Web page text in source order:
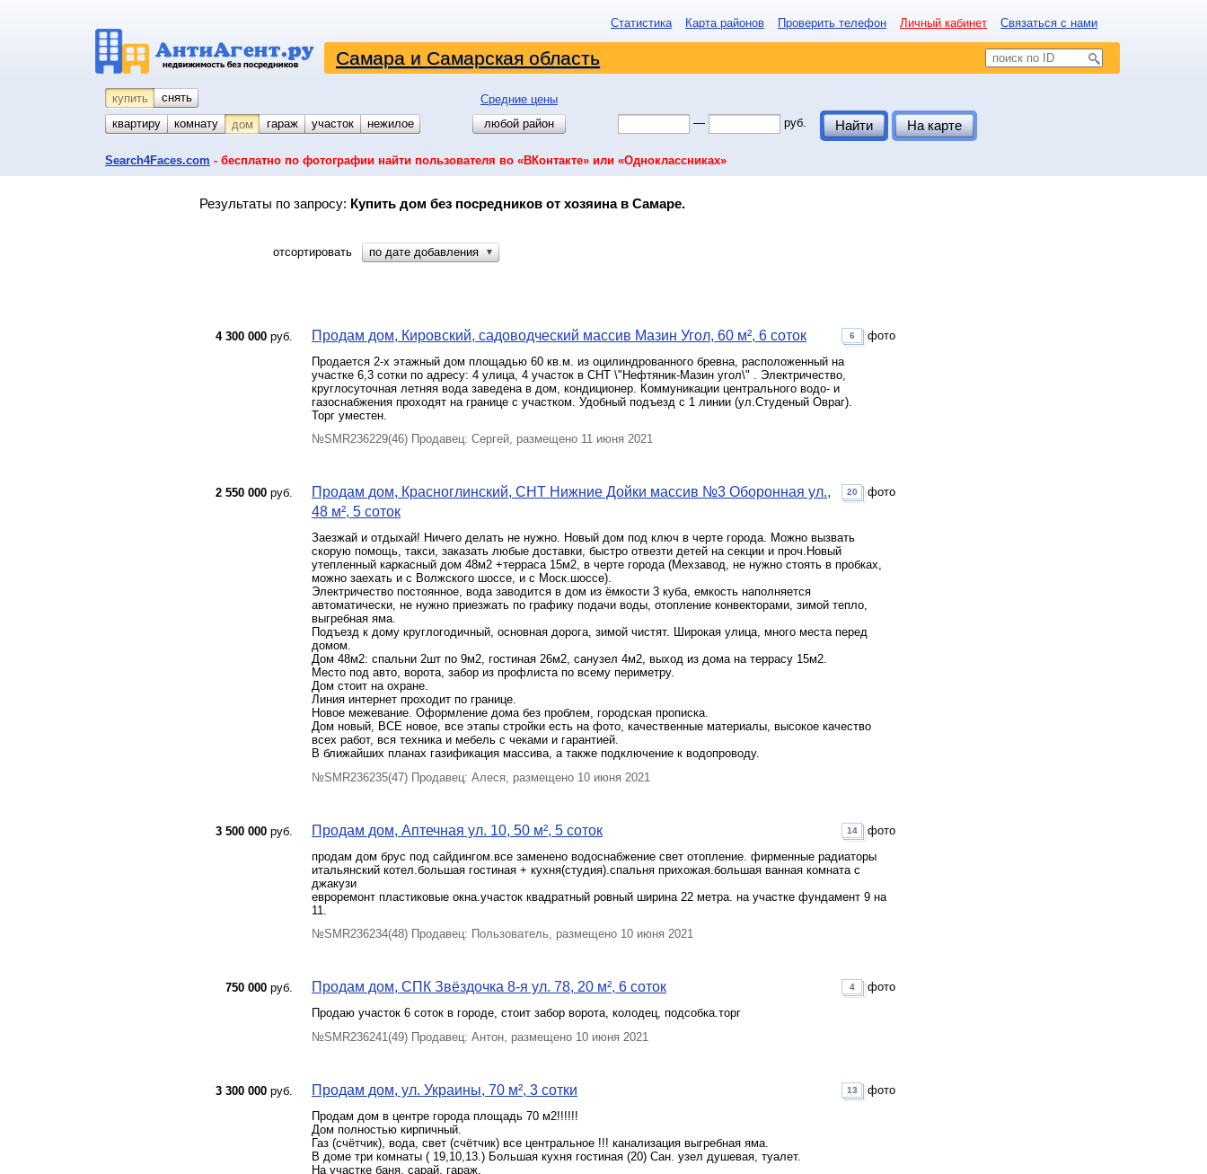
Статистика Карта районов Проверить телефон Личный кабинет Связаться с нами
Самара и Самарская область
купить снять
Средние цены
квартиру
комнату койко-место
дом гараж участок нежилое любой район — руб. Найти На карте
Search4Faces.com - бесплатно по фотографии найти пользователя во «ВКонтакте» или «Одноклассниках»
Результаты по запросу: Купить дом без посредников от хозяина в Самаре.
отсортировать по дате добавления ▼
4 300 000 руб. Продам дом, Кировский, садоводческий массив Мазин Угол, 60 м², 6 соток
Продается 2-х этажный дом площадью 60 кв.м. из оцилиндрованного бревна, расположенный на
участке 6,3 сотки по адресу: 4 улица, 4 участок в СНТ \"Нефтяник-Мазин угол\" . Электричество,
круглосуточная летняя вода заведена в дом, кондиционер. Коммуникации центрального водо- и
газоснабжения проходят на границе с участком. Удобный подъезд с 1 линии (ул.Студеный Овраг).
Торг уместен.
6 фото
№SMR236229(46) Продавец: Сергей, размещено 11 июня 2021
2 550 000 руб.
Продам дом, Красноглинский, СНТ Нижние Дойки массив №3 Оборонная ул.,
48 м², 5 соток
Заезжай и отдыхай! Ничего делать не нужно. Новый дом под ключ в черте города. Можно вызвать
скорую помощь, такси, заказать любые доставки, быстро отвезти детей на секции и проч.Новый
утепленный каркасный дом 48м2 +терраса 15м2, в черте города (Мехзавод, не нужно стоять в пробках,
можно заехать и с Волжского шоссе, и с Моск.шоссе).
Электричество постоянное, вода заводится в дом из ёмкости 3 куба, емкость наполняется
автоматически, не нужно приезжать по графику подачи воды, отопление конвекторами, зимой тепло,
выгребная яма.
Подъезд к дому круглогодичный, основная дорога, зимой чистят. Широкая улица, много места перед
домом.
Дом 48м2: спальни 2шт по 9м2, гостиная 26м2, санузел 4м2, выход из дома на террасу 15м2.
Место под авто, ворота, забор из профлиста по всему периметру.
Дом стоит на охране.
Линия интернет проходит по границе.
Новое межевание. Оформление дома без проблем, городская прописка.
Дом новый, ВСЕ новое, все этапы стройки есть на фото, качественные материалы, высокое качество
всех работ, вся техника и мебель с чеками и гарантией.
В ближайших планах газификация массива, а также подключение к водопроводу.
20 фото
№SMR236235(47) Продавец: Алеся, размещено 10 июня 2021
3 500 000 руб. Продам дом, Аптечная ул. 10, 50 м², 5 соток
продам дом брус под сайдингом.все заменено водоснабжение свет отопление. фирменные радиаторы
итальянский котел.большая гостиная + кухня(студия).спальня прихожая.большая ванная комната с
джакузи
евроремонт пластиковые окна.участок квадратный ровный ширина 22 метра. на участке фундамент 9 на
11.
14 фото
№SMR236234(48) Продавец: Пользователь, размещено 10 июня 2021
750 000 руб. Продам дом, СПК Звёздочка 8-я ул. 78, 20 м², 6 соток
Продаю участок 6 соток в городе, стоит забор ворота, колодец, подсобка.торг
4 фото
№SMR236241(49) Продавец: Антон, размещено 10 июня 2021
3 300 000 руб. Продам дом, ул. Украины, 70 м², 3 сотки
Продам дом в центре города площадь 70 м2!!!!!!
Дом полностью кирпичный.
Газ (счётчик), вода, свет (счётчик) все центральное !!! канализация выгребная яма.
В доме три комнаты ( 19,10,13.) Большая кухня гостиная (20) Сан. узел душевая, туалет.
На участке баня, сарай, гараж.
13 фото